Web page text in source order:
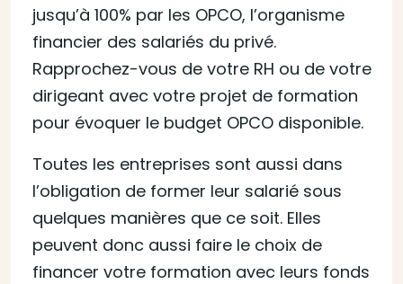
jusqu’à 100% par les OPCO, l’organisme
financier des salariés du privé.
Rapprochez-vous de votre RH ou de votre
dirigeant avec votre projet de formation
pour évoquer le budget OPCO disponible.
Toutes les entreprises sont aussi dans
l’obligation de former leur salarié sous
quelques manières que ce soit. Elles
peuvent donc aussi faire le choix de
financer votre formation avec leurs fonds